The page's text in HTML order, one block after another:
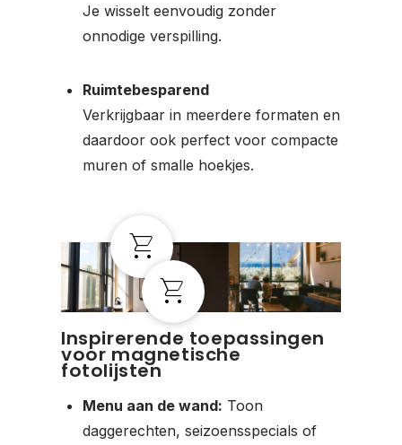
Je wisselt eenvoudig zonder
onnodige verspilling.
Ruimtebesparend
Verkrijgbaar in meerdere formaten en
daardoor ook perfect voor compacte
muren of smalle hoekjes.
Inspirerende toepassingen
voor magnetische
fotolijsten
Menu aan de wand: Toon
daggerechten, seizoensspecials of